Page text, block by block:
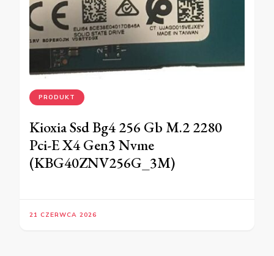
PRODUKT
Kioxia Ssd Bg4 256 Gb M.2 2280
Pci-E X4 Gen3 Nvme
(KBG40ZNV256G_3M)
21 CZERWCA 2026